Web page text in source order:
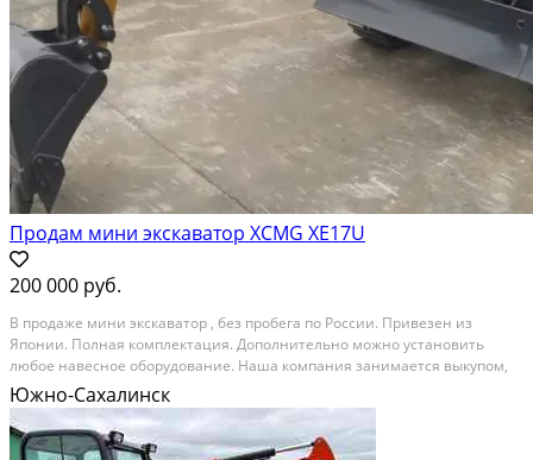
Продам мини экскаватор XCMG XE17U
200 000 руб.
В продаже мини экскаватор , без пробега по России. Привезен из
Японии. Полная комплектация. Дополнительно можно установить
любое навесное оборудование. Наша компания занимается выкупом,
сборкой и продажей Автомотоспец техники из Японии, Америки и
Европы. Техника поставляется комплектами из...
Южно-Сахалинск